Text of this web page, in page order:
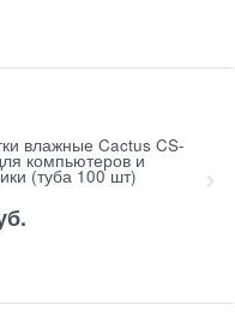
влажные Cactus CS-
компьютеров и
(туба 100 шт)